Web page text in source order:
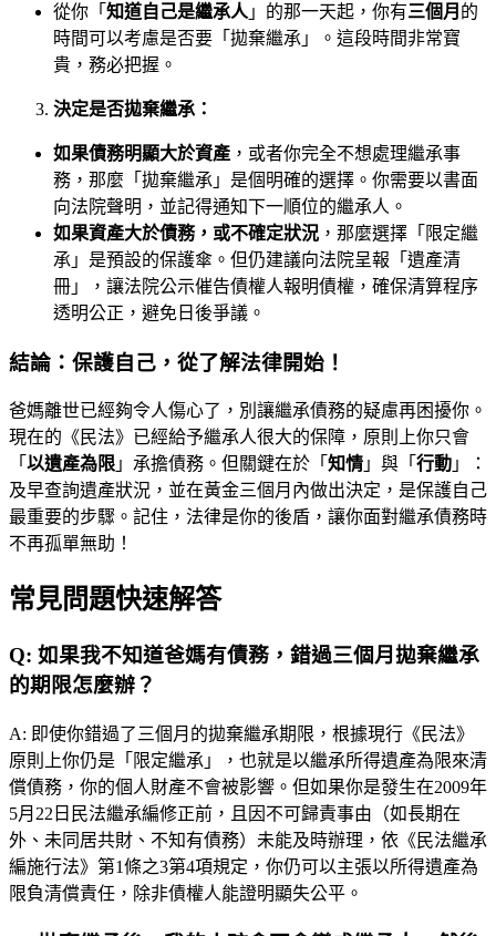
從你「 知道自己是繼承人 」的那一天起，你有三個月 的
時間可以考慮是否要「拋棄繼承」。這段時間非常寶
貴，務必把握。
決定是否拋棄繼承：
如果債務明顯大於資產 ，或者你完全不想處理繼承事
務，那麼「拋棄繼承」是個明確的選擇。你需要以書面
向法院聲明，並記得通知下一順位的繼承人。
如果資產大於債務，或不確定狀況 ，那麼選擇「限定繼
承」是預設的保護傘。但仍建議向法院呈報「遺產清
冊」，讓法院公示催告債權人報明債權，確保清算程序
透明公正，避免日後爭議。
結論：保護自己，從了解法律開始！
爸媽離世已經夠令人傷心了，別讓繼承債務的疑慮再困擾你。
現在的《民法》已經給予繼承人很大的保障，原則上你只會
「 以遺產為限 」承擔債務。但關鍵在於「 知情 」與「 行動 」：
及早查詢遺產狀況，並在黃金三個月內做出決定，是保護自己
最重要的步驟。記住，法律是你的後盾，讓你面對繼承債務時
不再孤單無助！
常見問題快速解答
Q: 如果我不知道爸媽有債務，錯過三個月拋棄繼承
的期限怎麼辦？
A: 即使你錯過了三個月的拋棄繼承期限，根據現行《民法》
原則上你仍是「限定繼承」，也就是以繼承所得遺產為限來清
償債務，你的個人財產不會被影響。但如果你是發生在2009年
5月22日民法繼承編修正前，且因不可歸責事由（如長期在
外、未同居共財、不知有債務）未能及時辦理，依《民法繼承
編施行法》第1條之3第4項規定，你仍可以主張以所得遺產為
限負清償責任，除非債權人能證明顯失公平。